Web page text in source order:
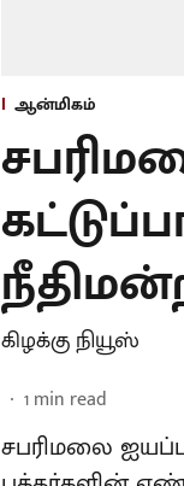
ஆன்மிகம்
கிழக்கு நியூஸ்
1min read
சபரிமலை